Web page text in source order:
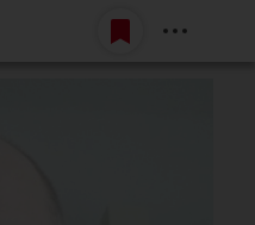
Belépés